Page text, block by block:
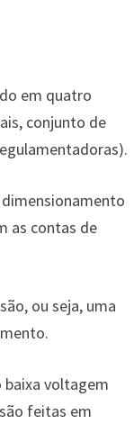
em quatro
conjunto de
as contas de
ou seja, uma
baixa voltagem
feitas em